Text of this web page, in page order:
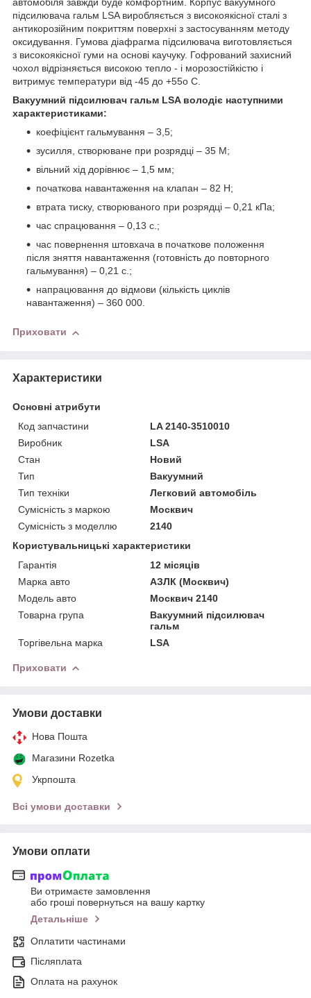
автомобіля завжди буде комфортним. Корпус вакуумного
підсилювача гальм LSA виробляється з високоякісної сталі з
антикорозійним покриттям поверхні з застосуванням методу
оксидування. Гумова діафрагма підсилювача виготовляється
з високоякісної гуми на основі каучуку. Гофрований захисний
чохол відрізняється високою тепло - і морозостійкістю і
витримує температури від -45 до +55о С.
Вакуумний підсилювач гальм LSA володіє наступними
характеристиками:
коефіцієнт гальмування – 3,5;
зусилля, створюване при розрядці – 35 М;
вільний хід дорівнює – 1,5 мм;
початкова навантаження на клапан – 82 Н;
втрата тиску, створюваного при розрядці – 0,21 кПа;
час спрацювання – 0,13 с.;
час повернення штовхача в початкове положення
після зняття навантаження (готовність до повторного
гальмування) – 0,21 с.;
напрацювання до відмови (кількість циклів
навантаження) – 360 000.
Приховати
Характеристики
Основні атрибути
Код запчастини
LA 2140-3510010
Виробник
LSA
Стан
Новий
Тип
Вакуумний
Тип техніки
Легковий автомобіль
Сумісність з маркою
Москвич
Сумісність з моделлю
2140
Користувальницькі характеристики
Гарантія
12 місяців
Марка авто
АЗЛК (Москвич)
Модель авто
Москвич 2140
Товарна група
Вакуумний підсилювач
гальм
Торгівельна марка
LSA
Приховати
Умови доставки
Нова Пошта
Магазини Rozetka
Укрпошта
Всі умови доставки
Умови оплати
Ви отримаєте замовлення
або гроші повернуться на вашу картку
Детальніше
Оплатити частинами
Післяплата
Оплата на рахунок